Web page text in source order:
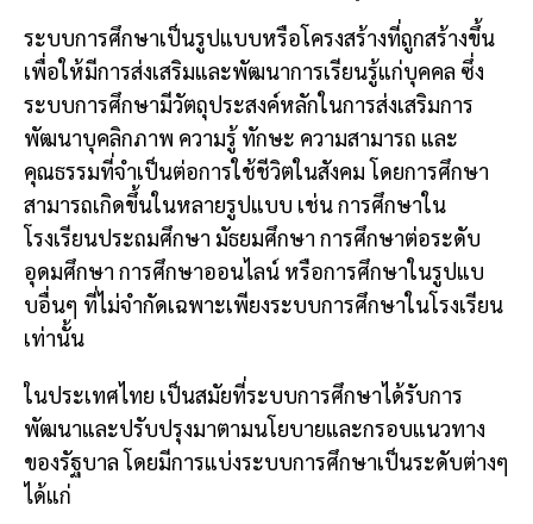
ระบบการศึกษาเป็นรูปแบบหรือโครงสร้างที่ถูกสร้างขึ้น
เพื่อให้มีการส่งเสริมและพัฒนาการเรียนรู้แก่บุคคล ซึ่ง
ระบบการศึกษามีวัตถุประสงค์หลักในการส่งเสริมการ
พัฒนาบุคลิกภาพ ความรู้ ทักษะ ความสามารถ และ
คุณธรรมที่จำเป็นต่อการใช้ชีวิตในสังคม โดยการศึกษา
สามารถเกิดขึ้นในหลายรูปแบบ เช่น การศึกษาใน
โรงเรียนประถมศึกษา มัธยมศึกษา การศึกษาต่อระดับ
อุดมศึกษา การศึกษาออนไลน์ หรือการศึกษาในรูปแบ
บอื่นๆ ที่ไม่จำกัดเฉพาะเพียงระบบการศึกษาในโรงเรียน
เท่านั้น
ในประเทศไทย เป็นสมัยที่ระบบการศึกษาได้รับการ
พัฒนาและปรับปรุงมาตามนโยบายและกรอบแนวทาง
ของรัฐบาล โดยมีการแบ่งระบบการศึกษาเป็นระดับต่างๆ
ได้แก่